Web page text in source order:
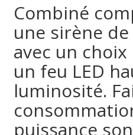
Combiné
une sirène de
avec un choix
un feu LED
luminosité.
puissance